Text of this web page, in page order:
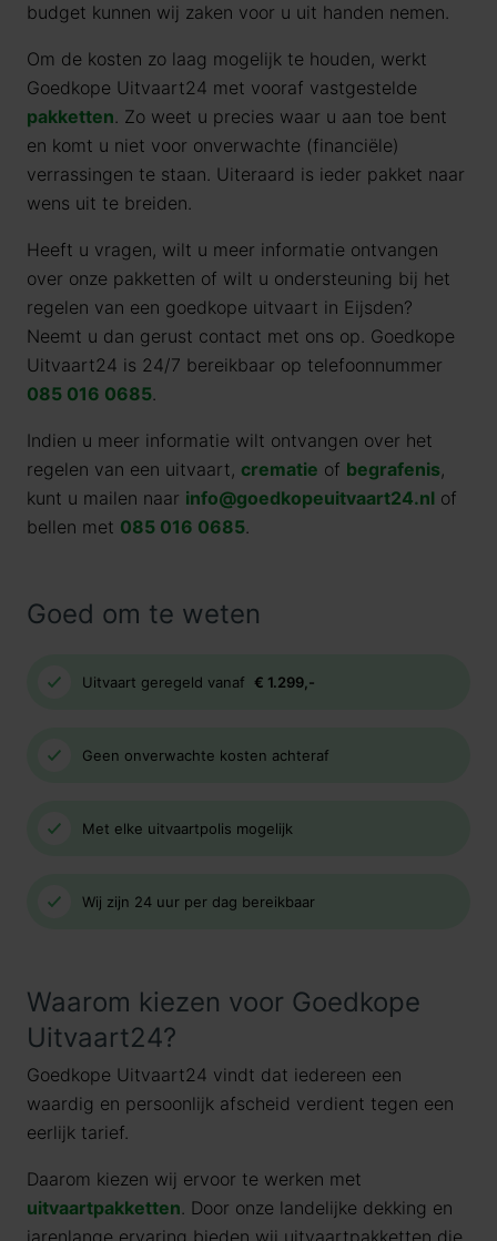
budget kunnen wij zaken voor u uit handen nemen.
Om de kosten zo laag mogelijk te houden, werkt
Goedkope Uitvaart24 met vooraf vastgestelde
pakketten. Zo weet u precies waar u aan toe bent
en komt u niet voor onverwachte (financiële)
verrassingen te staan. Uiteraard is ieder pakket naar
wens uit te breiden.
Heeft u vragen, wilt u meer informatie ontvangen
over onze pakketten of wilt u ondersteuning bij het
regelen van een goedkope uitvaart in Eijsden?
Neemt u dan gerust contact met ons op. Goedkope
Uitvaart24 is 24/7 bereikbaar op telefoonnummer
085 016 0685.
Indien u meer informatie wilt ontvangen over het
regelen van een uitvaart, crematie of begrafenis,
kunt u mailen naar info@goedkopeuitvaart24.nl of
bellen met 085 016 0685.
Goed om te weten
Uitvaart geregeld vanaf € 1.299,-
Geen onverwachte kosten achteraf
Met elke uitvaartpolis mogelijk
Wij zijn 24 uur per dag bereikbaar
Waarom kiezen voor Goedkope
Uitvaart24?
Goedkope Uitvaart24 vindt dat iedereen een
waardig en persoonlijk afscheid verdient tegen een
eerlijk tarief.
Daarom kiezen wij ervoor te werken met
uitvaartpakketten. Door onze landelijke dekking en
jarenlange ervaring bieden wij uitvaartpakketten die